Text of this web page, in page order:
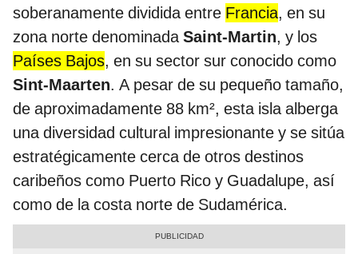
soberanamente dividida entre Francia, en su
zona norte denominadaSaint-Martin, y los
Países Bajos, en su sector sur conocido como
Sint-Maarten. A pesar de su pequeño tamaño,
de aproximadamente 88 km², esta isla alberga
una diversidad cultural impresionante y se sitúa
estratégicamente cerca de otros destinos
caribeños como Puerto Rico y Guadalupe, así
como de la costa norte de Sudamérica.